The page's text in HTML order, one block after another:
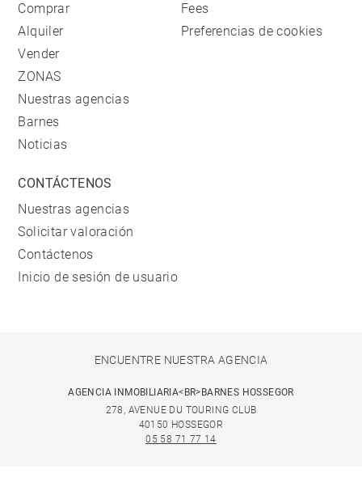
Comprar
Alquiler
Vender
ZONAS
Nuestras agencias
Barnes
Noticias
Fees
Preferencias de cookies
CONTÁCTENOS
Nuestras agencias
Solicitar valoración
Contáctenos
Inicio de sesión de usuario
ENCUENTRE NUESTRA AGENCIA
AGENCIA INMOBILIARIA<BR>BARNES HOSSEGOR
278, AVENUE DU TOURING CLUB
40150 HOSSEGOR
05 58 71 77 14